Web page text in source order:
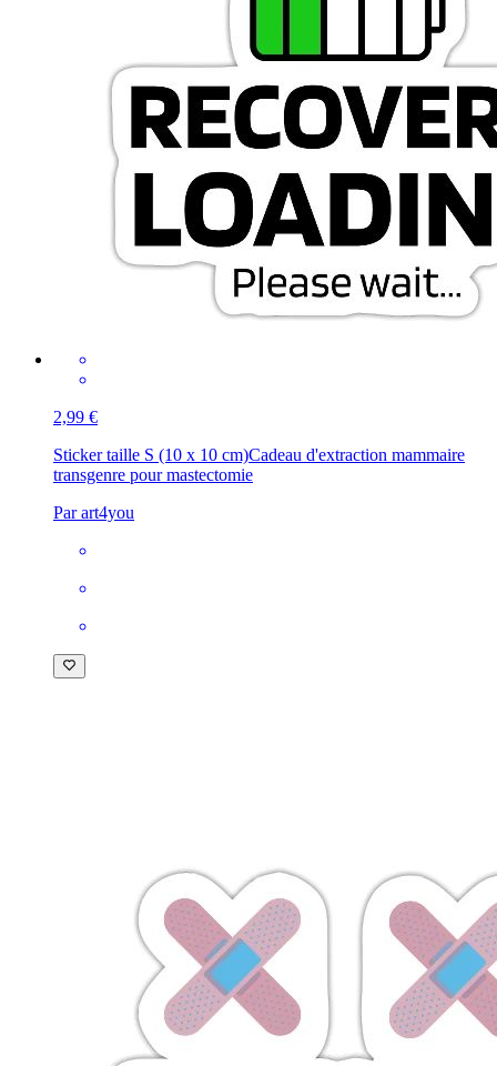
2,99 €
Sticker taille S (10 x 10 cm)Cadeau d'extraction mammaire
transgenre pour mastectomie
Par art4you